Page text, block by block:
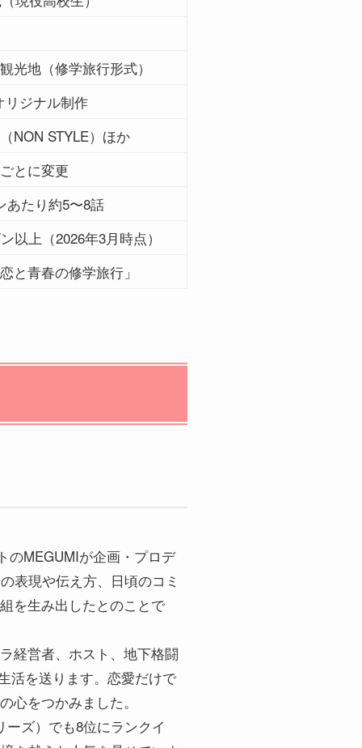
光地（修学旅行形式）
リジナル制作
NON STYLE）ほか
とに変更
あたり約5〜8話
以上（2026年3月時点）
と青春の修学旅行」
のMEGUMIが企画・プロデ
表現や伝え方、日頃のコミ
を生み出したとのことで
経営者、ホスト、地下格闘
活を送ります。恋愛だけで
心をつかみました。
ズ）でも8位にランクイ